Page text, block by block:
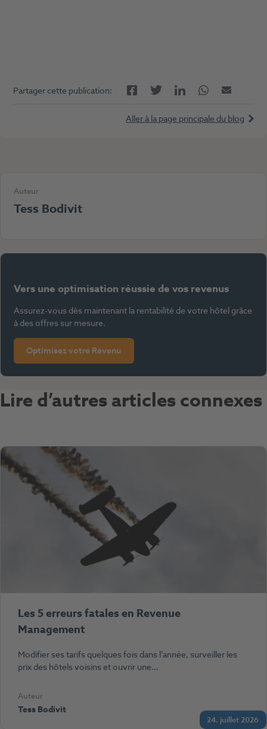
Partager cette publication: FacebookTwitterLinkedInTwitterE-mail
Aller à la page principale du blog
Auteur
Tess Bodivit
Vers une optimisation réussie de vos revenus
Assurez-vous dès maintenant la rentabilité de votre hôtel grâce
à des offres sur mesure.
Optimisez votre Revenu
Lire d’autres articles connexes
24. juillet 2026
Les 5 erreurs fatales en Revenue
Management
Modifier ses tarifs quelques fois dans l’année, surveiller les
prix des hôtels voisins et ouvrir une…
Auteur
Tess Bodivit